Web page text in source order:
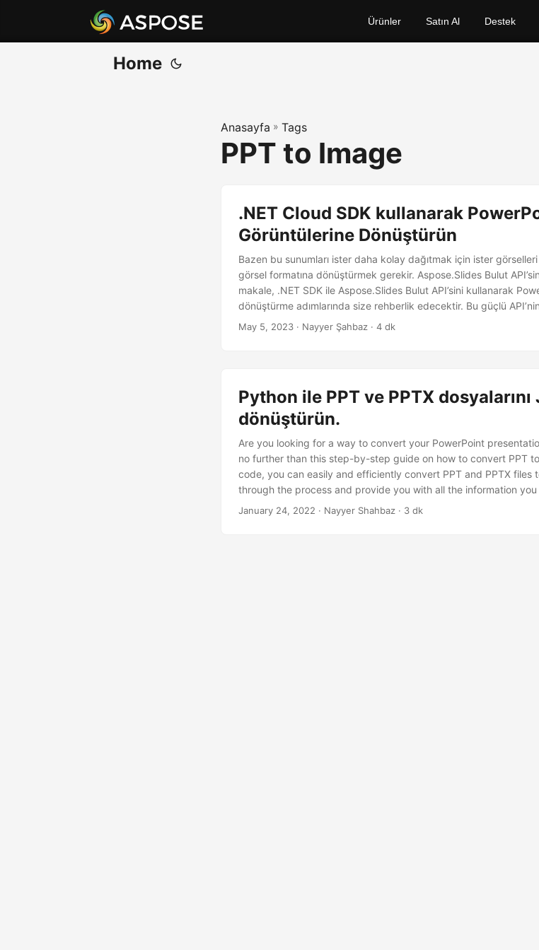
Ürünler Satın Al Destek
Home
Anasayfa » Tags
PPT to Image
.NET Cloud SDK kullanarak
Görüntülerine Dönüştürün
Bazen bu sunumları ister daha kolay dağıtmak için ister
görsel formatına dönüştürmek gerekir. Aspose.Slides Bulut
makale, .NET SDK ile Aspose.Slides Bulut API’sini kullanarak
dönüştürme adımlarında size rehberlik edecektir. Bu güçlü
şekiller de dahil olmak üzere görüntülere kolayca
May 5, 2023 · Nayyer Şahbaz · 4 dk
Python ile PPT ve PPTX
dönüştürün.
Are you looking for a way to convert your PowerPoint
no further than this step-by-step guide on how to convert PPT
code, you can easily and efficiently convert PPT and PPTX files
through the process and provide you with all the information
to images.
January 24, 2022 · Nayyer Shahbaz · 3 dk